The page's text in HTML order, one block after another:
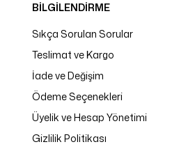
BİLGİLENDİRME
Sıkça Sorulan Sorular
Teslimat ve Kargo
İade ve Değişim
Ödeme Seçenekleri
Üyelik ve Hesap Yönetimi
Gizlilik Politikası